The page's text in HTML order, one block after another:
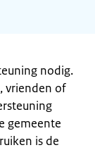
nodig.
vrienden of
gemeente
is de